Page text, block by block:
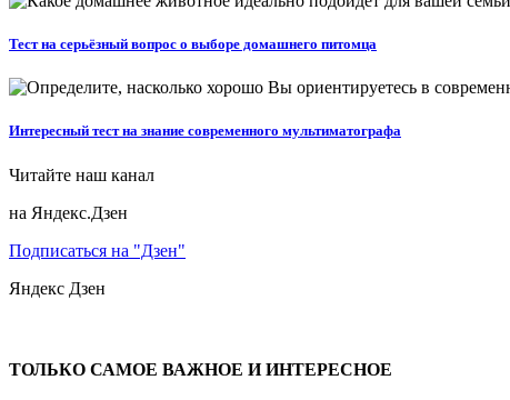
Тест на серьёзный вопрос о выборе домашнего питомца
Интересный тест на знание современного мультиматографа
Читайте наш канал
на Яндекс.Дзен
Подписаться на "Дзен"
Яндекс Дзен
ТОЛЬКО САМОЕ ВАЖНОЕ И ИНТЕРЕСНОЕ